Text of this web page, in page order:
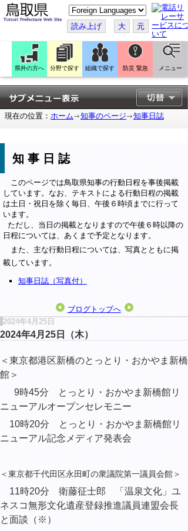
こ
の
ペ
ー
ジ
翻
訳
す
る
読み上げ 大 元
県外の方へ 分野で探す 組織で探す 防災 緊急 メニュー
現在の位置： ホーム 知事のページ 知事日誌
知事日誌
このページでは鳥取県知事の行動日程を事後掲載
しています。なお、テキストによる行動日程の掲載
は土日・祝日を除く毎日、午後６時頃までに行って
います。
ただし、当日の掲載となりますので午後６時以降の
日程については、あくまで予定となります。
また、主な行動日程については、写真とともに掲
載しています。
知事日誌（写真付）
ブログトップへ
2024年4月25日
2024年4月25日（木）
＜東京都港区新橋のとっとり・おかやま新橋
館＞
9時45分 とっとり・おかやま新橋館リ
ニューアルオープンセレモニー
10時20分
とっとり・おかやま新橋館リ
ニューアル記念メディア発表会
＜東京都千代田区永田町の衆議院第一議員会館＞
11時20分 衛藤征士郎 「 温泉文化」ユ
ネスコ無形文化遺産登録推進議員連盟会長
と面談（※）